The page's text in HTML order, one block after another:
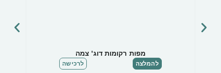
מפות רקומות דוג' צמה
להמלצה לרכישה